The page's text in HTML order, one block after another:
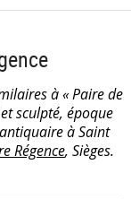
à « Paire de
sculpté, époque
à Saint
Régence, Sièges.